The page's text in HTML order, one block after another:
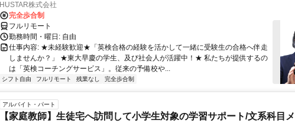
HUSTAR株式会社
完全歩合制
フルリモート
勤務時間・曜日: 自由
仕事内容: ★未経験歓迎★「英検合格の経験を活かして一緒に受験生の合格へ伴走
しませんか？」 ★東大早慶の学生、及び社会人が活躍中！★ 私たちが提供するの
は「英検コーチングサービス」。従来の予備校や...
シフト自由 フルリモート 残業なし 完全歩合制
アルバイト・パート
【家庭教師】生徒宅へ訪問して小学生対象の学習サポート/文系科目